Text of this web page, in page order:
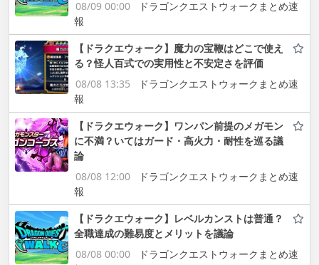
08/09 00:00
ドラゴンクエストウォークまとめ速
報
【ドラクエウォーク】魔力の宝鞭はどこで使え
る？怪人百式での実用性と不安定さを評価
08/08 13:35
ドラゴンクエストウォークまとめ速
報
【ドラクエウォーク】ワンパン前提のメガモン
に不満？いてはガード・高火力・耐性を巡る議
論
08/08 12:00
ドラゴンクエストウォークまとめ速
報
【ドラクエウォーク】レベルカンストは普通？
全職達成の難易度とメリットを議論
08/08 00:00
ドラゴンクエストウォークまとめ速